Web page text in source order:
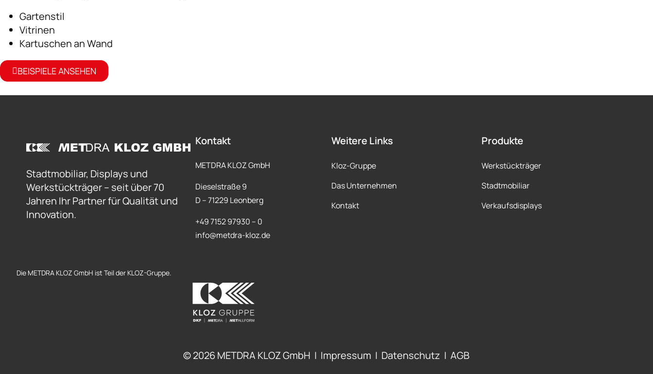
Gartenstil
Vitrinen
Kartuschen an Wand
BEISPIELE ANSEHEN
Stadtmobiliar, Displays und
Werkstückträger – seit über 70
Jahren Ihr Partner für Qualität und
Innovation.
Kontakt
METDRA KLOZ GmbH
Dieselstraße 9
D – 71229 Leonberg
+49 7152 97930 – 0
info@metdra-kloz.de
Weitere Links
Kloz-Gruppe
Das Unternehmen
Kontakt
Produkte
Werkstückträger
Stadtmobiliar
Verkaufsdisplays
Die METDRA KLOZ GmbH ist Teil der KLOZ-Gruppe.
© 2026 METDRA KLOZ GmbH | Impressum | Datenschutz |AGB